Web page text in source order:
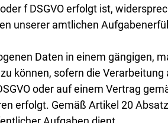
f DSGVO erfolgt ist,
unserer amtlichen
Daten in einem gängigen,
können, sofern die
oder auf einem Vertrag
erfolgt. Gemäß Artikel 20